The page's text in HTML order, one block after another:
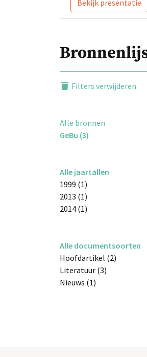
Bekijk presentatie
Filters verwijderen
Alle bronnen
GeBu (3)
Alle jaartallen
1999 (1)
2013 (1)
2014 (1)
Alle documentsoorten
Hoofdartikel (2)
Literatuur (3)
Nieuws (1)